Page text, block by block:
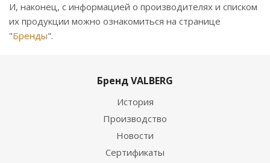
И, наконец, с информацией о производителях и списком
их продукции можно ознакомиться на странице
"Бренды".
Бренд VALBERG
История
Производство
Новости
Сертификаты